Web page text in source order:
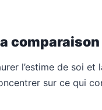
comparaison
l’estime de soi et
sur ce qui